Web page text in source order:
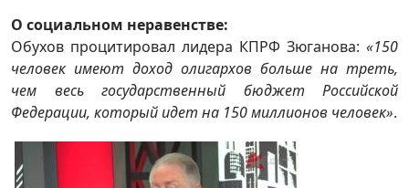
О социальном неравенстве:
Обухов процитировал лидера КПРФ Зюганова: «150
человек имеют доход олигархов больше на треть,
чем весь государственный бюджет Российской
Федерации, который идет на 150 миллионов человек».